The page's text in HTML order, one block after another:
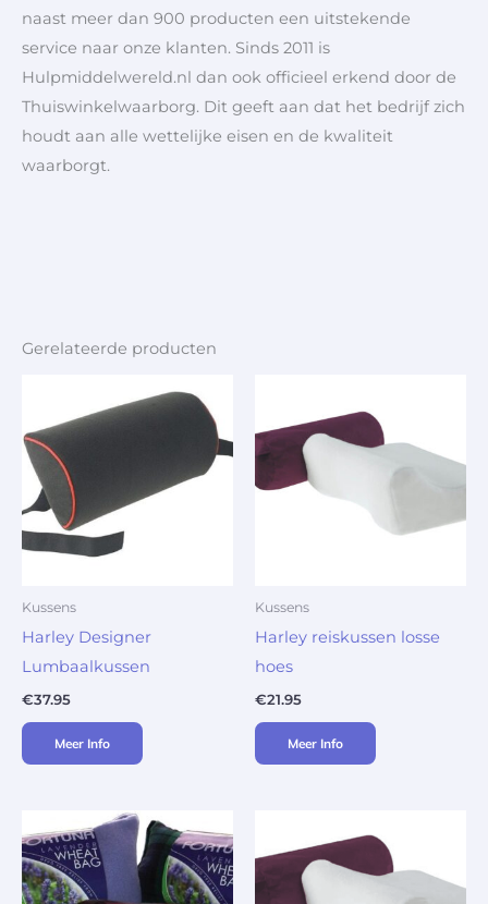
naast meer dan 900 producten een uitstekende
service naar onze klanten. Sinds 2011 is
Hulpmiddelwereld.nl dan ook officieel erkend door de
Thuiswinkelwaarborg. Dit geeft aan dat het bedrijf zich
houdt aan alle wettelijke eisen en de kwaliteit
waarborgt.
Gerelateerde producten
Kussens
Harley Designer
Lumbaalkussen
€37.95
Meer Info
Kussens
Harley reiskussen losse
hoes
€21.95
Meer Info